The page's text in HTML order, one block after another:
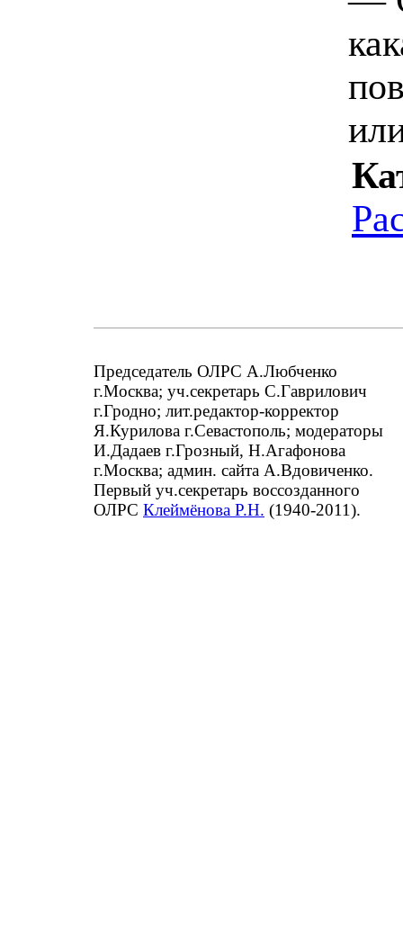
Председатель ОЛРС А.Любченко
г.Москва; уч.секретарь С.Гаврилович
г.Гродно; лит.редактор-корректор
Я.Курилова г.Севастополь; модераторы
И.Дадаев г.Грозный, Н.Агафонова
г.Москва; админ. сайта А.Вдовиченко.
Первый уч.секретарь воссозданного
ОЛРС Клеймёнова Р.Н. (1940-2011).